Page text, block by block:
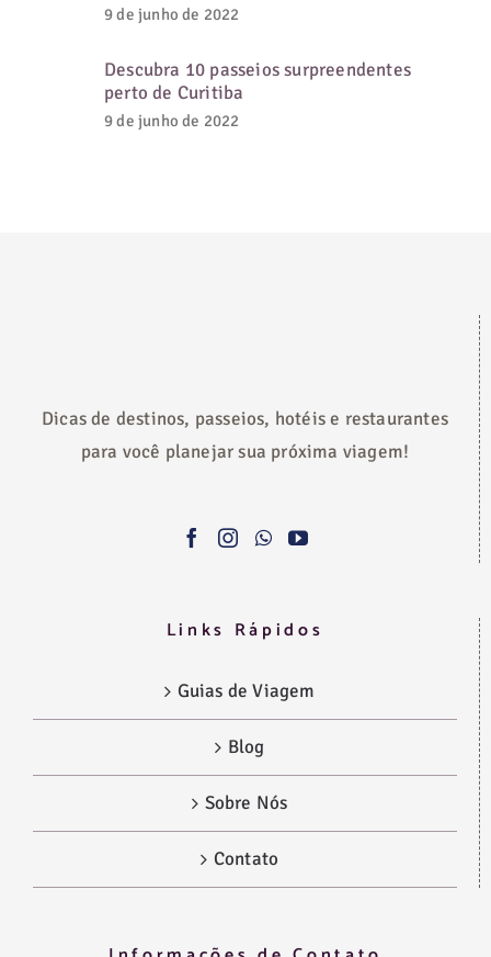
9 de junho de 2022
Descubra 10 passeios surpreendentes
perto de Curitiba
9 de junho de 2022
Dicas de destinos, passeios, hotéis e restaurantes
para você planejar sua próxima viagem!
Links Rápidos
Guias de Viagem
Blog
Sobre Nós
Contato